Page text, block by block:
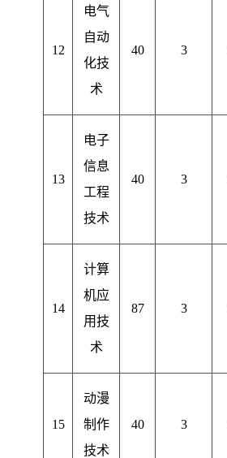
12
电气
自动
化技
术
40 3
13
电子
信息
工程
技术
40 3
14
计算
机应
用技
术
87 3
15
动漫
制作
技术
40 3